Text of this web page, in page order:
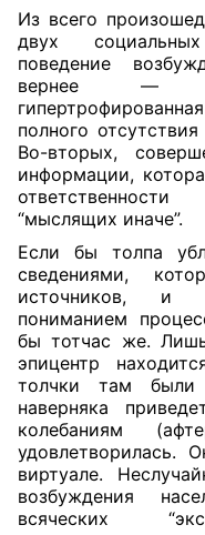
Из всего
двух
поведение
вернее —
полного
Во-вторых,
информации,
ответственности
“мыслящих иначе”.
Если бы толпа
сведениями,
источников, и
пониманием
бы тотчас же.
эпицентр
толчки там были
наверняка
колебаниям
удовлетворилась.
виртуале.
возбуждения
всяческих